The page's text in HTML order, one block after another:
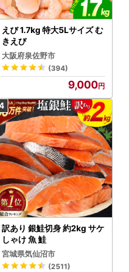
えび 1.7kg 特大5Lサイズ む
きえび
大阪府泉佐野市
(394)
9,000
訳あり 銀鮭切身 約2kg サケ
しゃけ 魚 鮭
宮城県気仙沼市
(2511)